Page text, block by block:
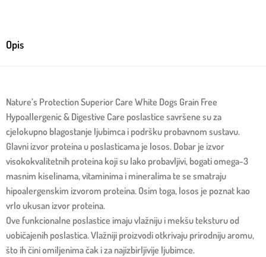
Opis
Nature’s Protection Superior Care White Dogs Grain Free
Hypoallergenic & Digestive Care poslastice savršene su za
cjelokupno blagostanje ljubimca i podršku probavnom sustavu.
Glavni izvor proteina u poslasticama je losos. Dobar je izvor
visokokvalitetnih proteina koji su lako probavljivi, bogati omega-3
masnim kiselinama, vitaminima i mineralima te se smatraju
hipoalergenskim izvorom proteina. Osim toga, losos je poznat kao
vrlo ukusan izvor proteina.
Ove funkcionalne poslastice imaju vlažniju i mekšu teksturu od
uobičajenih poslastica. Vlažniji proizvodi otkrivaju prirodniju aromu,
što ih čini omiljenima čak i za najizbirljivije ljubimce.